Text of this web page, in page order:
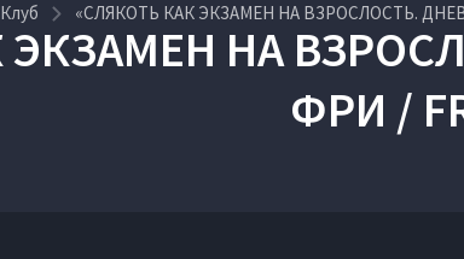
«СЛЯКОТЬ КАК ЭКЗАМЕН НА ВЗРОСЛОСТЬ.
НА
ФРИ /